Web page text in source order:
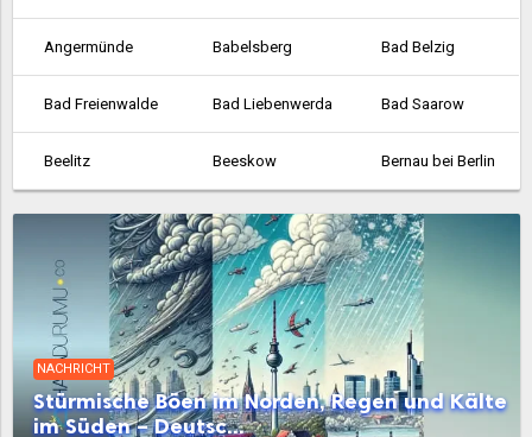
Angermünde Babelsberg Bad Belzig
Bad Freienwalde Bad Liebenwerda Bad Saarow
Beelitz Beeskow Bernau bei Berlin
Bestensee Biesenthal Birkenwerder
Blankenfelde Blankenfelde-Mahlow Brieselang
Calau Cottbus Dahme
Dallgow-Döberitz Doberlug-Kirchhain Drebkau
NACHRICHT
Stürmische Böen im Norden, Regen und Kälte
im Süden – Deutsc...